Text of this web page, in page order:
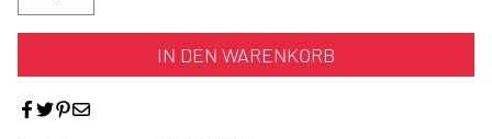
IN DEN WARENKORB